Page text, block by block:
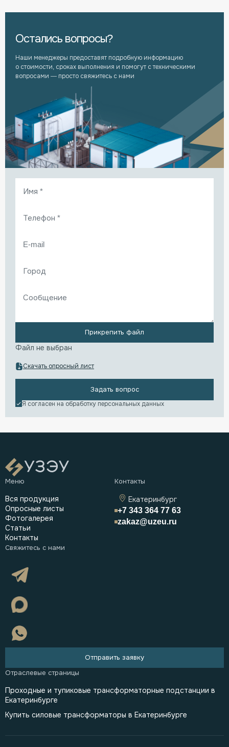
Остались вопросы?
Наши менеджеры предоставят подробную информацию
о стоимости, сроках выполнения и помогут с техническими
вопросами — просто свяжитесь с нами
Прикрепить файл
Файл не выбран
Скачать опросный лист
Задать вопрос
Я согласен на обработку персональных данных
Екатеринбург
+7 343 364 77 63
zakaz@uzeu.ru
Отправить заявку
Вся продукция
Опросные листы
Фотогалерея
Статьи
Контакты
Проходные и тупиковые трансформаторные подстанции в
Екатеринбурге
Купить силовые трансформаторы в Екатеринбурге